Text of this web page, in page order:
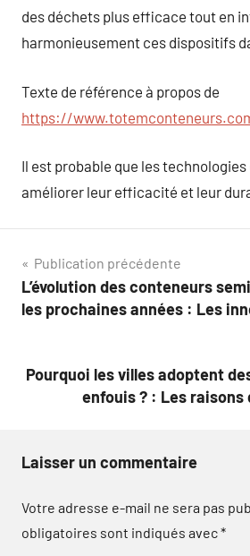
des déchets plus efficace tout en
harmonieusement ces dispositifs
Texte de référence à propos de
https://
Il est probable que les
améliorer leur efficacité et leur
Navigation
de
Publication précédente
L’évolution des conteneurs
les prochaines années : Les
Pourquoi les villes adoptent
enfouis ? : Les
Laisser un commentaire
Votre adresse e-mail ne sera pas
obligatoires sont indiqués avec*